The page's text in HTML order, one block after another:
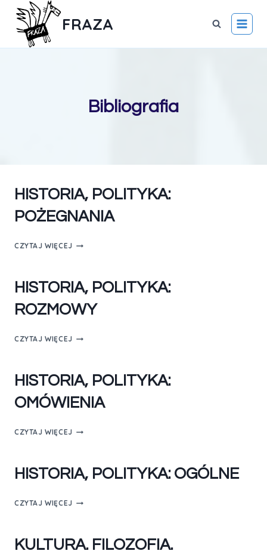
FRAZA
Bibliografia
HISTORIA, POLITYKA:
POŻEGNANIA
CZYTAJ WIĘCEJ
HISTORIA, POLITYKA:
ROZMOWY
CZYTAJ WIĘCEJ
HISTORIA, POLITYKA:
OMÓWIENIA
CZYTAJ WIĘCEJ
HISTORIA, POLITYKA: OGÓLNE
CZYTAJ WIĘCEJ
KULTURA. FILOZOFIA.